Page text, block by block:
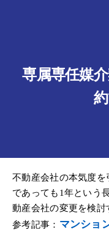
専属専任媒
不動産会社の本気度
であっても1年という
動産会社の変更を検討
参考記事： マンショ